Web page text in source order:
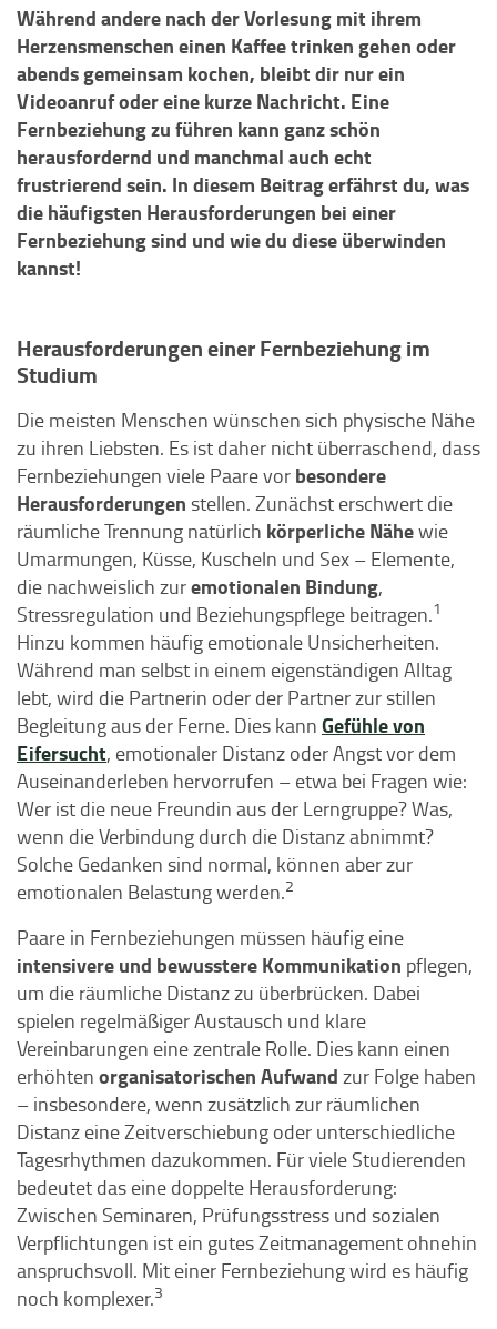
Während andere nach der Vorlesung mit ihrem
Herzensmenschen einen Kaffee trinken gehen oder
abends gemeinsam kochen, bleibt dir nur ein
Videoanruf oder eine kurze Nachricht. Eine
Fernbeziehung zu führen kann ganz schön
herausfordernd und manchmal auch echt
frustrierend sein. In diesem Beitrag erfährst du, was
die häufigsten Herausforderungen bei einer
Fernbeziehung sind und wie du diese überwinden
kannst!
Herausforderungen einer Fernbeziehung im
Studium
Die meisten Menschen wünschen sich physische Nähe
zu ihren Liebsten. Es ist daher nicht überraschend, dass
Fernbeziehungen viele Paare vor besondere
Herausforderungen stellen. Zunächst erschwert die
räumliche Trennung natürlich körperliche Nähewie
Umarmungen, Küsse, Kuscheln und Sex – Elemente,
die nachweislich zuremotionalen Bindung,
Stressregulation und Beziehungspflege beitragen.1
Hinzu kommen häufig emotionale Unsicherheiten.
Während man selbst in einem eigenständigen Alltag
lebt, wird die Partnerin oder der Partner zur stillen
Begleitung aus der Ferne. Dies kann Gefühle von
Eifersucht, emotionaler Distanz oder Angst vor dem
Auseinanderleben hervorrufen – etwa bei Fragen wie:
Wer ist die neue Freundin aus der Lerngruppe? Was,
wenn die Verbindung durch die Distanz abnimmt?
Solche Gedanken sind normal, können aber zur
emotionalen Belastung werden.2
Paare in Fernbeziehungen müssen häufig eine
intensivere und bewusstere Kommunikation pflegen,
um die räumliche Distanz zu überbrücken. Dabei
spielen regelmäßiger Austausch und klare
Vereinbarungen eine zentrale Rolle. Dies kann einen
erhöhten organisatorischen Aufwand zur Folge haben
– insbesondere, wenn zusätzlich zur räumlichen
Distanz eine Zeitverschiebung oder unterschiedliche
Tagesrhythmen dazukommen. Für viele Studierenden
bedeutet das eine doppelte Herausforderung:
Zwischen Seminaren, Prüfungsstress und sozialen
Verpflichtungen ist ein gutes Zeitmanagement ohnehin
anspruchsvoll. Mit einer Fernbeziehung wird es häufig
noch komplexer.3